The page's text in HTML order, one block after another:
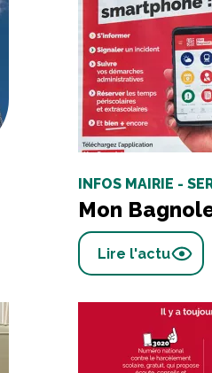
INFOS MAIRIE -
Mon
Lire l'actu